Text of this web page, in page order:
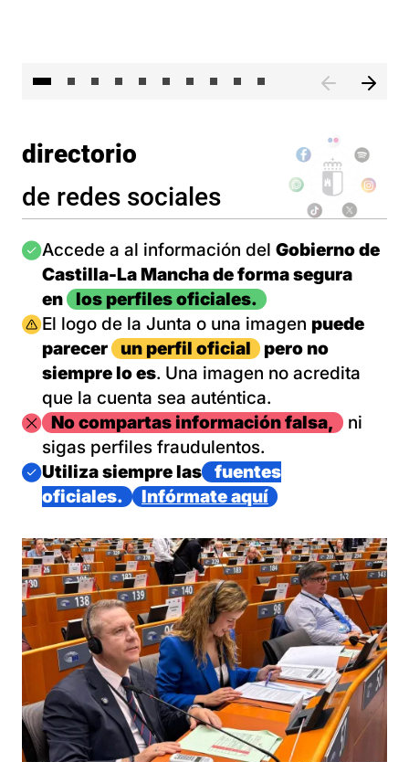
directorio
de redes sociales
Imagen
Accede a al información del Gobierno de
Castilla-La Mancha de forma segura
en
los perfiles oficiales.
Imagen
El logo de la Junta o una imagen puede
parecer
un perfil oficial
pero no
siempre lo es. Una imagen no acredita
que la cuenta sea auténtica.
ImagenNo compartas información falsa,
ni
sigas perfiles fraudulentos.
Imagen
Utiliza siempre las
fuentes
oficiales.
Infórmate aquí